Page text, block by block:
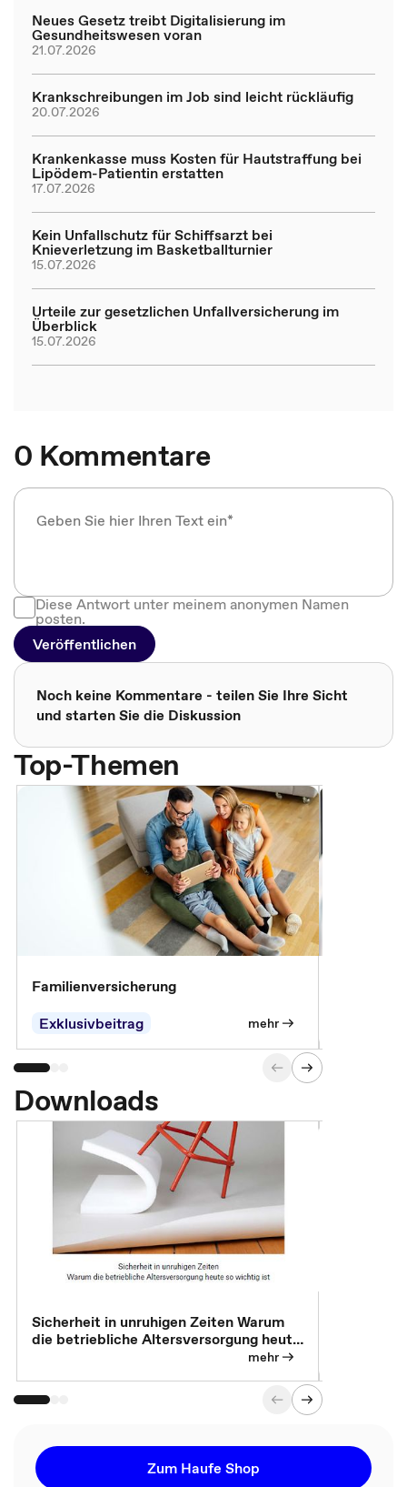
Neues Gesetz treibt Digitalisierung im
Gesundheitswesen voran
21.07.2026
Krankschreibungen im Job sind leicht rückläufig
20.07.2026
Krankenkasse muss Kosten für Hautstraffung bei
Lipödem-Patientin erstatten
17.07.2026
Kein Unfallschutz für Schiffsarzt bei
Knieverletzung im Basketballturnier
15.07.2026
Urteile zur gesetzlichen Unfallversicherung im
Überblick
15.07.2026
0 Kommentare
Diese Antwort unter meinem anonymen Namen
posten.
Veröffentlichen
Noch keine Kommentare - teilen Sie Ihre Sicht
und starten Sie die Diskussion
Top-Themen
Familienversicherung
Exklusivbeitrag
mehr
Downloads
Sicherheit in unruhigen Zeiten Warum
die betriebliche Altersversorgung heute
mehr
Zum Haufe Shop